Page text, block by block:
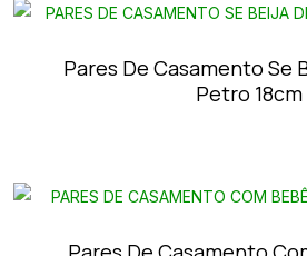
Pares De Casamento Se
Petro 18cm